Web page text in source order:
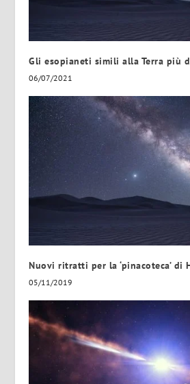
Gli esopianeti simili alla Terra più
06/07/2021
Nuovi ritratti per la ‘pinacoteca’ di
05/11/2019